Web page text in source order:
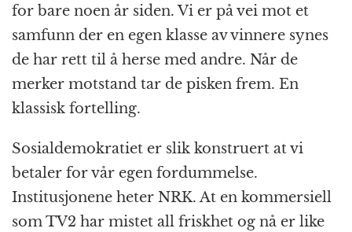
for bare noen år siden. Vi er på vei mot et
samfunn der en egen klasse av vinnere synes
de har rett til å herse med andre. Når de
merker motstand tar de pisken frem. En
klassisk fortelling.
Sosialdemokratiet er slik konstruert at vi
betaler for vår egen fordummelse.
Institusjonene heter NRK. At en kommersiell
som TV2 har mistet all friskhet og nå er like